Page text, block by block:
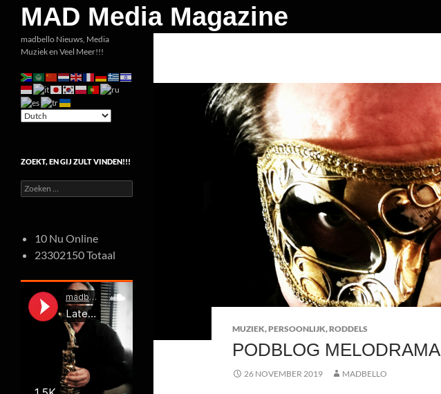
inhoud
MAD Media Magazine
Zoeken
MUZIEK,PERSOONLIJK,RODDELS
PODBLOG MELODRAMA
26 NOVEMBER 2019 MADBELLO
madbello Nieuws, Media
Muziek en Veel Meer!!!
ZOEKT, EN GIJ ZULT VINDEN!!!
Zoeken
naar:
10 Nu Online
23302150 Totaal